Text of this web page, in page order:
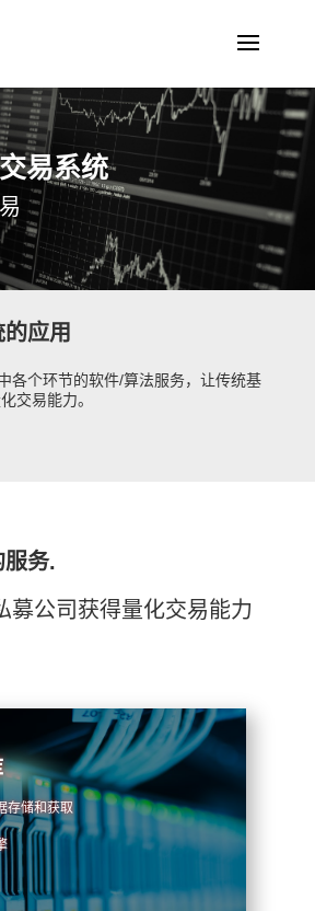
易系统
应用
各个环节的软件/算法服务，让传统基
交易能力。
服务.
募公司获得量化交易能力
存储和获取